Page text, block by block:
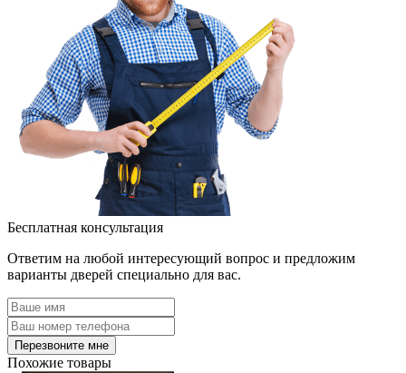
Бесплатная консультация
Ответим на любой интересующий вопрос и предложим
варианты дверей специально для вас.
Похожие товары